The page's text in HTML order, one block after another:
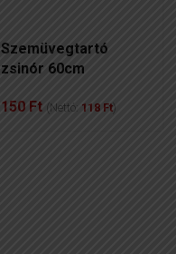
Szemüvegtartó
zsinór 60cm
150 Ft (Nettó: 118 Ft)